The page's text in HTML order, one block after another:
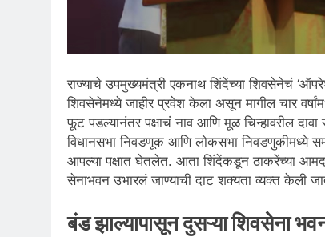
राज्याचे उपमुख्यमंत्री एकनाथ शिंदेंच्या शिवसेनेचं
शिवसेनेमध्ये जाहीर प्रवेश केला असून मागील चार
फूट पडल्यानंतर पक्षाचं नाव आणि मूळ चिन्हावरील दावा
विधानसभा निवडणूक आणि लोकसभा निवडणुकीमध्ये
आपल्या पक्षात घेतलेत. आता शिंदेंकडून ठाकरेंच्या
सेनाभवन उभारलं जाण्याची दाट शक्यता व्यक्त केली
बंड झाल्यापासून दुसऱ्या शिवसेना